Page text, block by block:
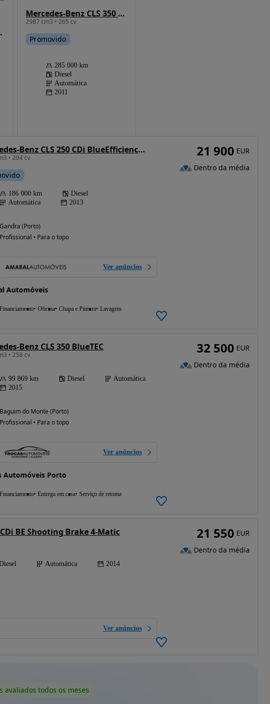
4-Matic
Mercedes-Benz CLS 350 CDI BlueEfficiency
2987 cm3 • 265 cv
Promovido
285 000 km
Diesel
Automática
2011
Mercedes-Benz CLS 250 CDi BlueEfficiency Shooting Brake
• 204 cv
186 000 km
Diesel
Automática
2013
Gandra (Porto)
Profissional • Para o topo
Ver anúncios
Automóveis
Financiamento Oficina Chapa e Pintura Lavagem
21 900 EUR
Dentro da média
Benz CLS 350 BlueTEC
• 258 cv
99 869 km Diesel
Automática
2015
Baguim do Monte (Porto)
Profissional • Para o topo
Ver anúncios
Automóveis Porto
Financiamento Entrega em casa Serviço de retoma
32 500 EUR
Dentro da média
BE Shooting Brake 4-Matic
Automática 2014
Ver anúncios
21 550 EUR
Dentro da média
avaliados todos os meses